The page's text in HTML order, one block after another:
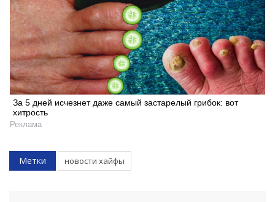
За 5 дней исчезнет даже самый застарелый грибок: вот
хитрость
Реклама
Метки новости хайфы